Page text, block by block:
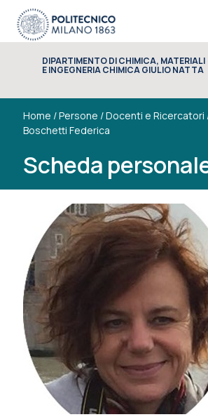
DIPARTIMENTO DI CHIMICA, MATERIALI
E INGEGNERIA CHIMICA GIULIO NATTA
Home /Persone /Docenti e Ricercatori
Boschetti Federica
Scheda